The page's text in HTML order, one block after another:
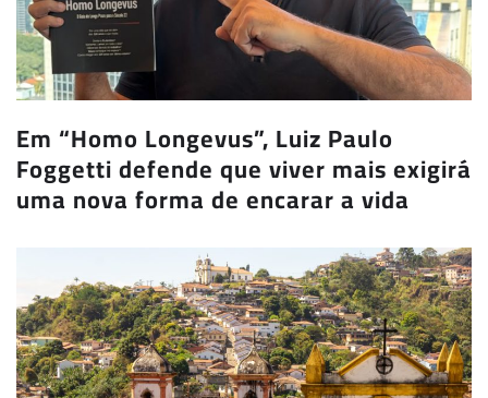
Em “Homo Longevus”, Luiz Paulo
Foggetti defende que viver mais exigirá
uma nova forma de encarar a vida